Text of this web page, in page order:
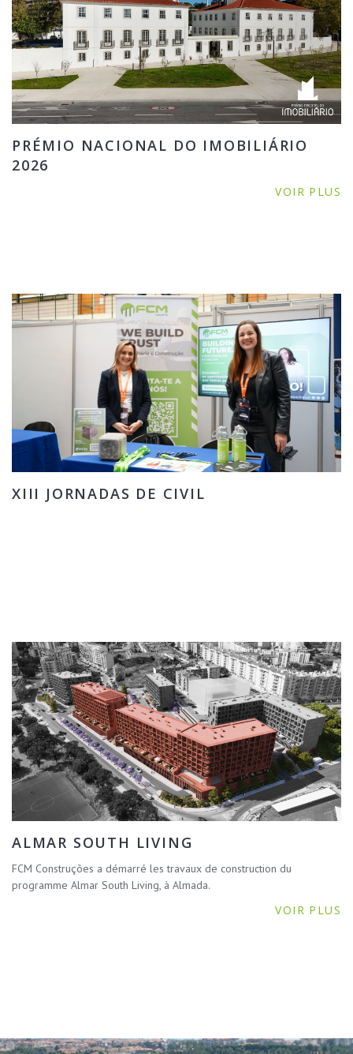
PRÉMIO NACIONAL DO IMOBILIÁRIO
2026
VOIR PLUS
XIII JORNADAS DE CIVIL
ALMAR SOUTH LIVING
FCM Construções a démarré les travaux de construction du
programme Almar South Living, à Almada.
VOIR PLUS